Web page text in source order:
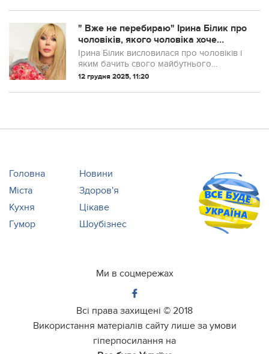
сирного крему і хрусткої шапочки безе
з шок...
" Вже не перебираю" Ірина Білик про
чоловіків, якого чоловіка хоче
співачка?
Ірина Білик висловилася про чоловіків і
яким бачить свого майбутнього
обранця: "Вже не перебираю"
12 грудня 2025, 11:20
Головна
Новини
Міста
Здоров'я
Кухня
Цікаве
Гумор
Шоубізнес
Ми в соцмережах
Всі права захищені © 2018
Використання матеріалів сайту лише за умови
гіперпосилання на